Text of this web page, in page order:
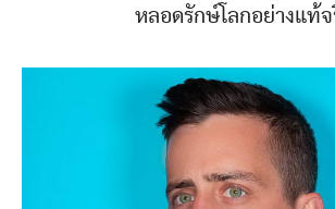
หลอดรักษ์โลกอย่างแท้จ